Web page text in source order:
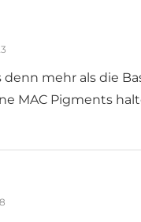
denn mehr als die
MAC Pigments